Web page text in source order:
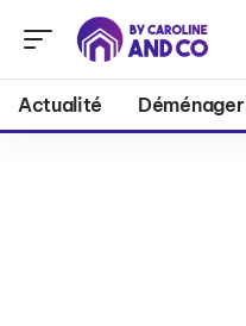
Actualité Déménager